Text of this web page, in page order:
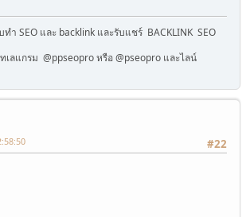
บทำ SEO และ backlink และรับแชร์ BACKLINK SEO
เลแกรม @ppseopro หรือ @pseopro และไลน์
#22